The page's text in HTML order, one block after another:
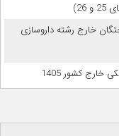
خارج رشته داروسازی
کشور 1405